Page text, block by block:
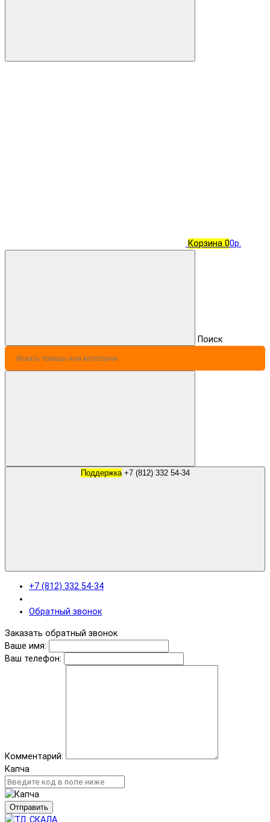
Корзина 00р.
Поиск
Поддержка +7 (812) 332 54-34
+7 (812) 332 54-34
Обратный звонок
Заказать обратный звонок
Ваше имя:
Ваш телефон:
Комментарий:
Капча
Отправить